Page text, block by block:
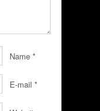
Name *
E-mail *